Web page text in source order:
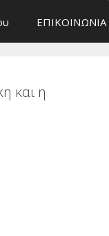
ΕΠΙΚΟΙΝΩΝΙΑ
και η